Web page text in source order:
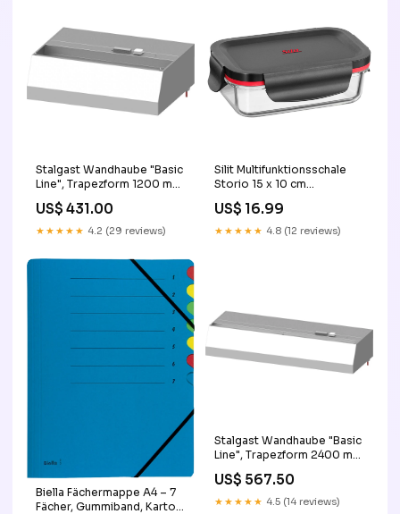
Stalgast Wandhaube "Basic
Line", Trapezform 1200 mm
x 1100 mm mit
Flammschutzfilter Typ B OK
US$ 431.00
★★★★★ 4.2 (29 reviews)
Silit Multifunktionsschale
Storio 15 x 10 cm
Knoblauchpresse
US$ 16.99
★★★★★ 4.8 (12 reviews)
Biella Fächermappe A4 – 7
Fächer, Gummiband, Karton,
Stalgast Wandhaube "Basic
Line", Trapezform 2400 mm
x 800 mm mit
Flammschutzfilter Typ B
REVIEW
US$ 567.50
★★★★★ 4.5 (14 reviews)